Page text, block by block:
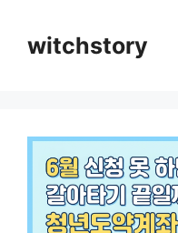
witchstory